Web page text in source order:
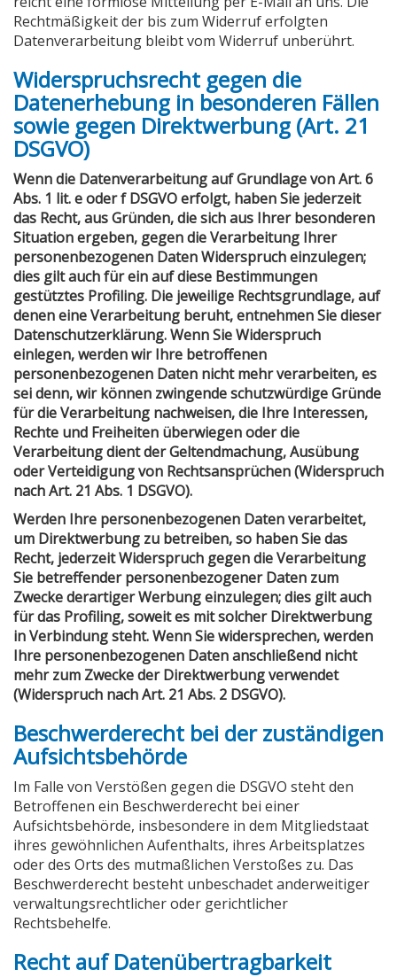
Rechtmäßigkeit der bis zum Widerruf erfolgten
Datenverarbeitung bleibt vom Widerruf unberührt.
Widerspruchsrecht gegen die
Datenerhebung in besonderen Fällen
sowie gegen Direktwerbung (Art. 21
DSGVO)
Wenn die Datenverarbeitung auf Grundlage von Art. 6
Abs. 1 lit. e oder f DSGVO erfolgt, haben Sie jederzeit
das Recht, aus Gründen, die sich aus Ihrer besonderen
Situation ergeben, gegen die Verarbeitung Ihrer
personenbezogenen Daten Widerspruch einzulegen;
dies gilt auch für ein auf diese Bestimmungen
gestütztes Profiling. Die jeweilige Rechtsgrundlage, auf
denen eine Verarbeitung beruht, entnehmen Sie dieser
Datenschutzerklärung. Wenn Sie Widerspruch
einlegen, werden wir Ihre betroffenen
personenbezogenen Daten nicht mehr verarbeiten, es
sei denn, wir können zwingende schutzwürdige Gründe
für die Verarbeitung nachweisen, die Ihre Interessen,
Rechte und Freiheiten überwiegen oder die
Verarbeitung dient der Geltendmachung, Ausübung
oder Verteidigung von Rechtsansprüchen (Widerspruch
nach Art. 21 Abs. 1 DSGVO).
Werden Ihre personenbezogenen Daten verarbeitet,
um Direktwerbung zu betreiben, so haben Sie das
Recht, jederzeit Widerspruch gegen die Verarbeitung
Sie betreffender personenbezogener Daten zum
Zwecke derartiger Werbung einzulegen; dies gilt auch
für das Profiling, soweit es mit solcher Direktwerbung
in Verbindung steht. Wenn Sie widersprechen, werden
Ihre personenbezogenen Daten anschließend nicht
mehr zum Zwecke der Direktwerbung verwendet
(Widerspruch nach Art. 21 Abs. 2 DSGVO).
Beschwerderecht bei der zuständigen
Aufsichtsbehörde
Im Falle von Verstößen gegen die DSGVO steht den
Betroffenen ein Beschwerderecht bei einer
Aufsichtsbehörde, insbesondere in dem Mitgliedstaat
ihres gewöhnlichen Aufenthalts, ihres Arbeitsplatzes
oder des Orts des mutmaßlichen Verstoßes zu. Das
Beschwerderecht besteht unbeschadet anderweitiger
verwaltungsrechtlicher oder gerichtlicher
Rechtsbehelfe.
Recht auf Datenübertragbarkeit